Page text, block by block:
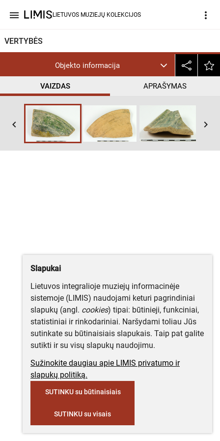
menu LIETUVOS MUZIEJŲ KOLEKCIJOS more_vert
VERTYBĖS
Objekto informacija
VAIZDAS APRAŠYMAS
keyboard_arrow_left keyboard_arrow_right
Slapukai
Lietuvos integralioje muziejų informacinėje
sistemoje (LIMIS) naudojami keturi pagrindiniai
slapukų (angl. cookies) tipai: būtinieji, funkciniai,
statistiniai ir rinkodariniai. Naršydami toliau Jūs
sutinkate su būtinaisiais slapukais. Taip pat galite
sutikti ir su visų slapukų naudojimu.
Sužinokite daugiau apie LIMIS privatumo ir
slapukų politiką.
SUTINKU su būtinaisiais
SUTINKU su visais